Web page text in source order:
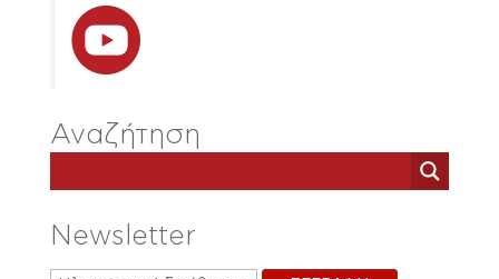
Αναζήτηση
Newsletter